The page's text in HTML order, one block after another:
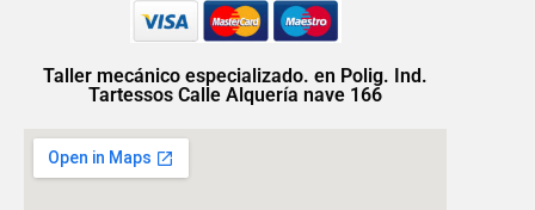
Taller mecánico especializado. en Polig. Ind.
Tartessos Calle Alquería nave 166